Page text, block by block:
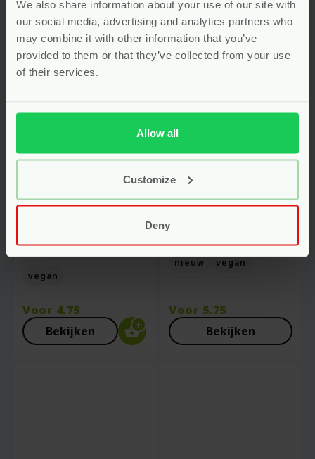
We also share information about your use of our site with
our social media, advertising and analytics partners who
may combine it with other information that you’ve
provided to them or that they’ve collected from your use
of their services.
Allow all
Customize
Deny
Natuurlijk
Afwasmiddel Voor
Baby Leaves
vegan
Voor 4.75
Bekijken
Natuurlijke
Allesreiniger Spray
– Citrus – 800 ml –
nieuw vegan
Voor 5.75
Bekijken